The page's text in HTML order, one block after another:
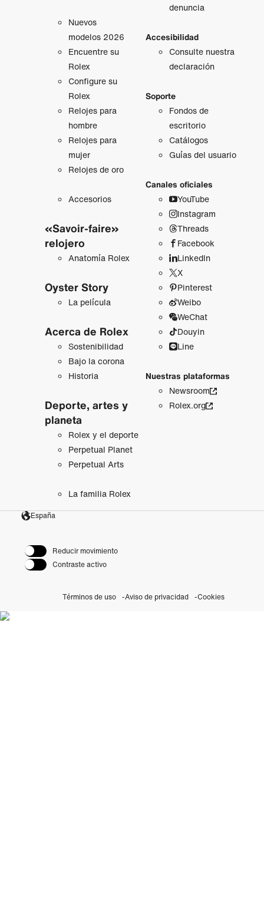
Nuevos
modelos 2026
Encuentre su
Rolex
Configure su
Rolex
Relojes para
hombre
Relojes para
mujer
Relojes de oro
Accesorios
«Savoir-faire»
relojero
Anatomía Rolex
Oyster Story
La película
Acerca de Rolex
Sostenibilidad
Bajo la corona
Historia
Deporte, artes y
planeta
Rolex y el deporte
Perpetual Planet
Perpetual Arts
La familia Rolex
denuncia
Accesibilidad
Consulte nuestra
declaración
Soporte
Fondos de
escritorio
Catálogos
Guías del usuario
Canales oficiales
YouTube
Instagram
Threads
Facebook
LinkedIn
X
Pinterest
Weibo
WeChat
Douyin
Line
Nuestras plataformas
Newsroom
Rolex.org
España
Reducir movimiento
Contraste activo
Términos de uso Aviso de privacidad Cookies